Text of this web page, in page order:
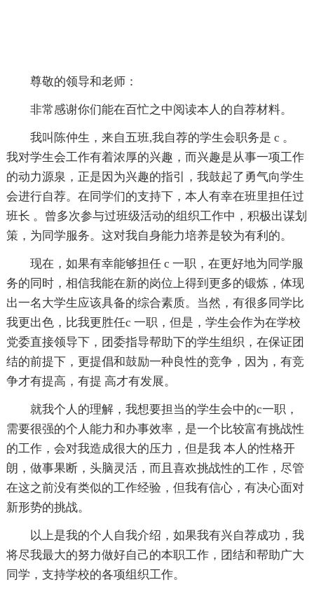
尊敬的领导和老师：
非常感谢你们能在百忙之中阅读本人的自荐材料。
我叫陈仲生，来自五班,我自荐的学生会职务是 c 。
我对学生会工作有着浓厚的兴趣，而兴趣是从事一项工作
的动力源泉，正是因为兴趣的指引，我鼓起了勇气向学生
会进行自荐。在同学们的支持下，本人有幸在班里担任过
班长 。曾多次参与过班级活动的组织工作中，积极出谋划
策，为同学服务。这对我自身能力培养是较为有利的。
现在，如果有幸能够担任 c 一职，在更好地为同学服
务的同时，相信我能在新的岗位上得到更多的锻炼，体现
出一名大学生应该具备的综合素质。当然，有很多同学比
我更出色，比我更胜任c 一职，但是，学生会作为在学校
党委直接领导下，团委指导帮助下的学生组织，在保证团
结的前提下，更提倡和鼓励一种良性的竞争，因为，有竞
争才有提高，有提 高才有发展。
就我个人的理解，我想要担当的学生会中的c一职，
需要很强的个人能力和办事效率，是一个比较富有挑战性
的工作，会对我造成很大的压力，但是我 本人的性格开
朗，做事果断，头脑灵活，而且喜欢挑战性的工作，尽管
在这之前没有类似的工作经验，但我有信心，有决心面对
新形势的挑战。
以上是我的个人自我介绍，如果我有兴自荐成功，我
将尽我最大的努力做好自己的本职工作，团结和帮助广大
同学，支持学校的各项组织工作。